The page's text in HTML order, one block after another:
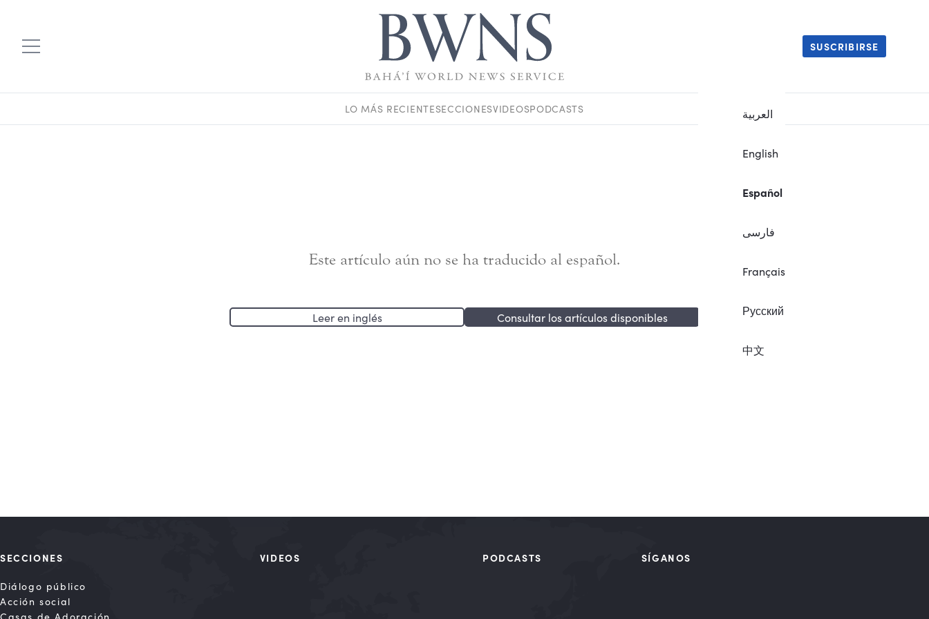
العربية
English
Español
فارسی
Français
Русский
中文
SUSCRIBIRSE
LO MÁS RECIENTESECCIONESVIDEOSPODCASTS
Este artículo aún no se ha traducido al español.
Leer en inglés Consultar los artículos disponibles
SECCIONES
Diálogo público
Acción social
Casas de Adoración
VIDEOS PODCASTS SÍGANOS